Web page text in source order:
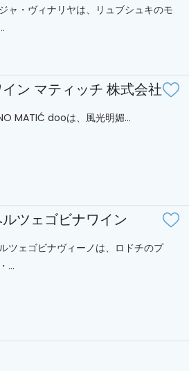
ャ・ヴィナリヤは、リュブシュキのモ
イン マティッチ 株式会社
MATIĆ dooは、風光明媚...
ツェゴビナワイン
ツェゴビナヴィーノは、ロドチのプ
...